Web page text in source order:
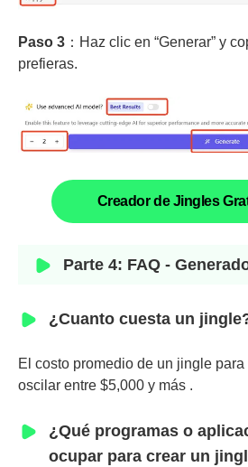
Paso 3 ：Haz clic en “Generar” y
prefieras.
Creador de Jingles
Parte 4: FAQ -
¿Cuanto cuesta un
El costo promedio de un jingle
oscilar entre $5,000 y más .
¿Qué programas o
ocupar para crear un